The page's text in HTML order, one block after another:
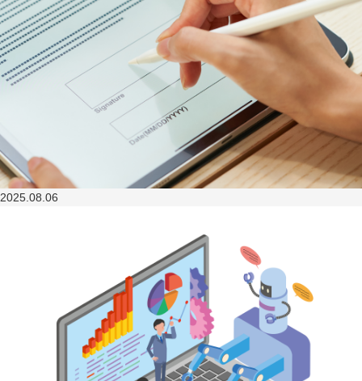
2025.08.06